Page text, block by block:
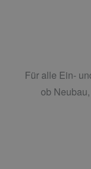
Für alle Ein-
ob